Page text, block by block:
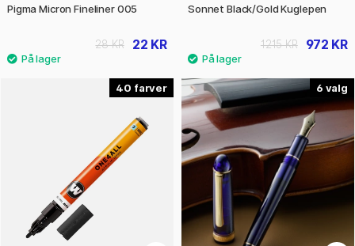
Pigma Micron Fineliner 005
22 KR
28 KR
Sonnet Black/Gold Kuglepen
972 KR
1215 KR
40 6